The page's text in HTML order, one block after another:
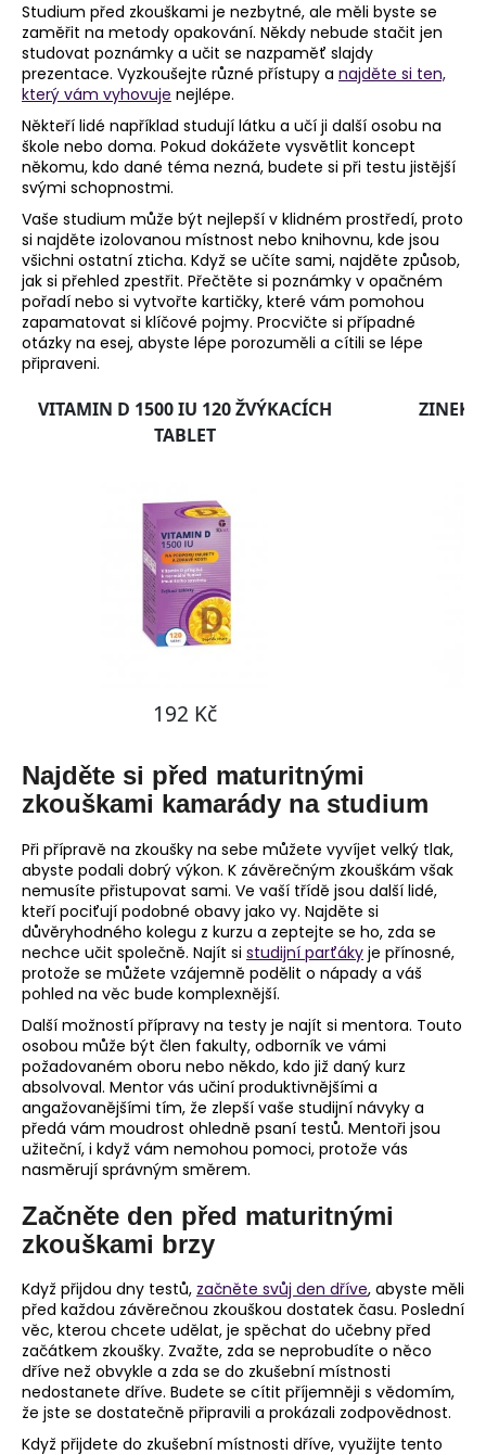
Studium před zkouškami je nezbytné, ale měli byste se
zaměřit na metody opakování. Někdy nebude stačit jen
studovat poznámky a učit se nazpaměť slajdy
prezentace. Vyzkoušejte různé přístupy a najděte si ten,
který vám vyhovuje nejlépe.
Někteří lidé například studují látku a učí ji další osobu na
škole nebo doma. Pokud dokážete vysvětlit koncept
někomu, kdo dané téma nezná, budete si při testu jistější
svými schopnostmi.
Vaše studium může být nejlepší v klidném prostředí, proto
si najděte izolovanou místnost nebo knihovnu, kde jsou
všichni ostatní zticha. Když se učíte sami, najděte způsob,
jak si přehled zpestřit. Přečtěte si poznámky v opačném
pořadí nebo si vytvořte kartičky, které vám pomohou
zapamatovat si klíčové pojmy. Procvičte si případné
otázky na esej, abyste lépe porozuměli a cítili se lépe
připraveni.
Najděte si před maturitnými
zkouškami kamarády na studium
Při přípravě na zkoušky na sebe můžete vyvíjet velký tlak,
abyste podali dobrý výkon. K závěrečným zkouškám však
nemusíte přistupovat sami. Ve vaší třídě jsou další lidé,
kteří pociťují podobné obavy jako vy. Najděte si
důvěryhodného kolegu z kurzu a zeptejte se ho, zda se
nechce učit společně. Najít si studijní parťáky je přínosné,
protože se můžete vzájemně podělit o nápady a váš
pohled na věc bude komplexnější.
Další možností přípravy na testy je najít si mentora. Touto
osobou může být člen fakulty, odborník ve vámi
požadovaném oboru nebo někdo, kdo již daný kurz
absolvoval. Mentor vás učiní produktivnějšími a
angažovanějšími tím, že zlepší vaše studijní návyky a
předá vám moudrost ohledně psaní testů. Mentoři jsou
užiteční, i když vám nemohou pomoci, protože vás
nasměrují správným směrem.
Začněte den před maturitnými
zkouškami brzy
Když přijdou dny testů, začněte svůj den dříve, abyste měli
před každou závěrečnou zkouškou dostatek času. Poslední
věc, kterou chcete udělat, je spěchat do učebny před
začátkem zkoušky. Zvažte, zda se neprobudíte o něco
dříve než obvykle a zda se do zkušební místnosti
nedostanete dříve. Budete se cítit příjemněji s vědomím,
že jste se dostatečně připravili a prokázali zodpovědnost.
Když přijdete do zkušební místnosti dříve, využijte tento